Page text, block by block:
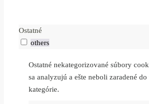
Ostatné
others
Ostatné nekategorizované súbory
sa analyzujú a ešte neboli zaradené do
kategórie.